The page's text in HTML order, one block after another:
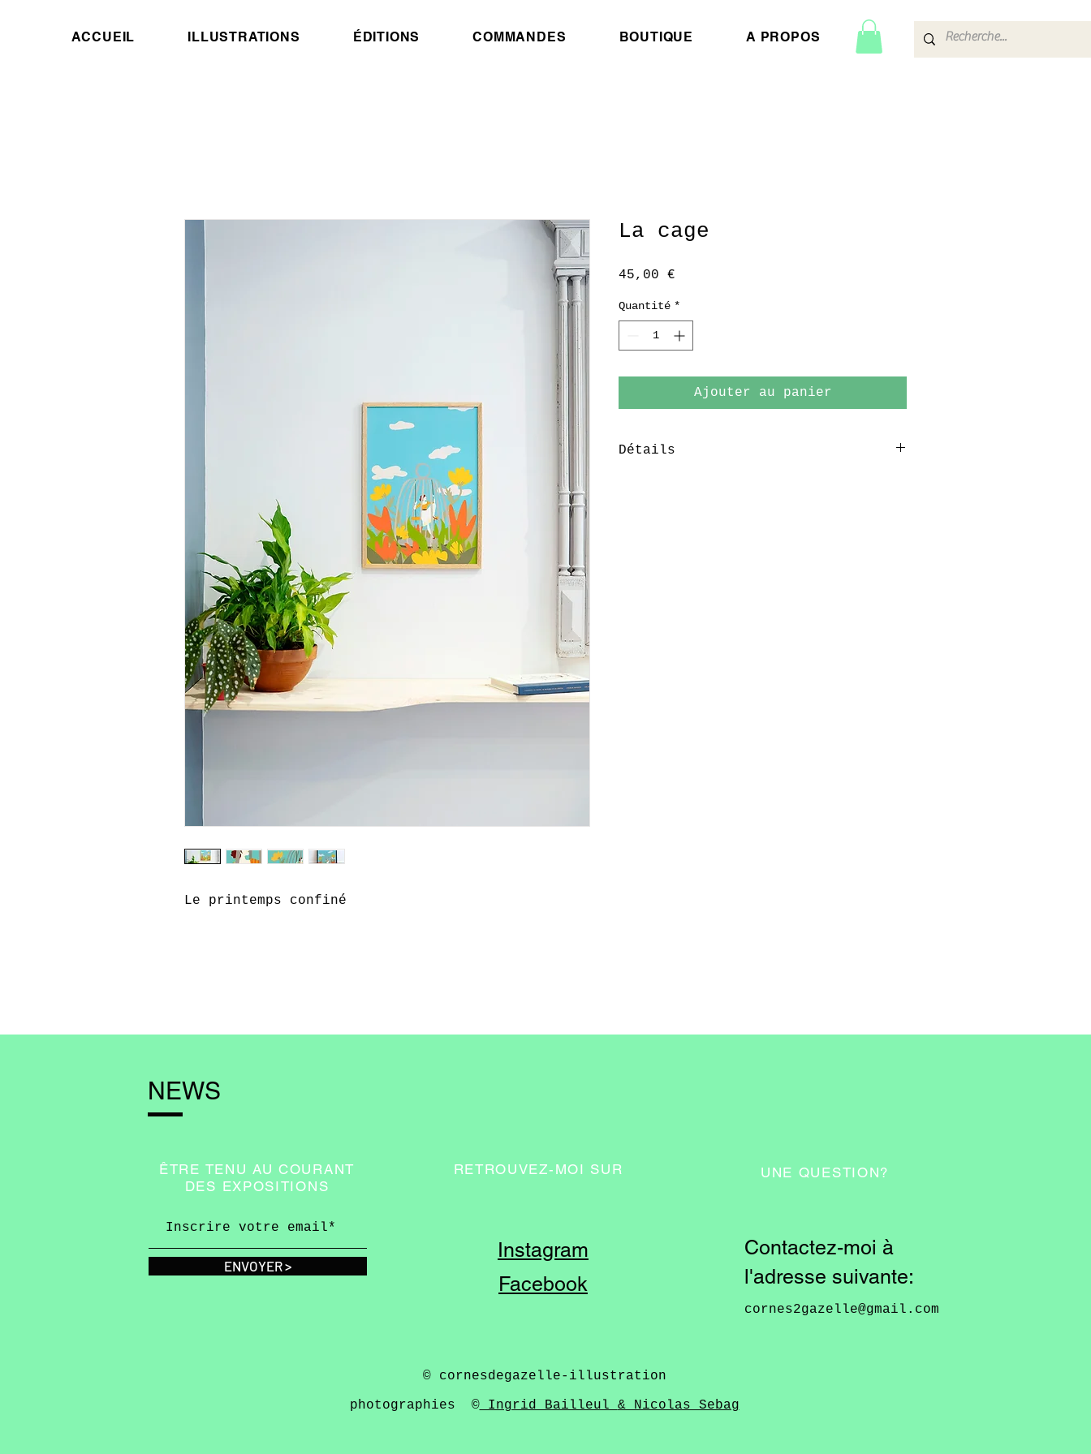
ACCUEIL ILLUSTRATIONS ÉDITIONS COMMANDES BOUTIQUE A PROPOS
Le printemps confiné
La cage
45,00 €
Quantité *
Ajouter au panier
Détails
NEWS
ÊTRE TENU AU COURANT
DES EXPOSITIONS
ENVOYER >
RETROUVEZ-MOI SUR
Instagram
Facebook
UNE QUESTION?
Contactez-moi à
l'adresse suivante:
cornes2gazelle@gmail.com
© cornesdegazelle-illustration
photographies ©Ingrid Bailleul & Nicolas Sebag